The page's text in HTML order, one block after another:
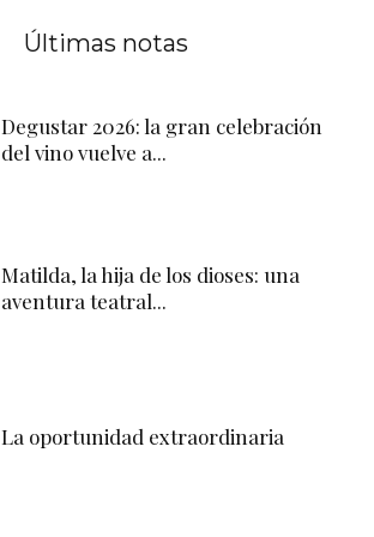
Últimas notas
Degustar 2026: la gran celebración
del vino vuelve a...
Matilda, la hija de los dioses: una
aventura teatral...
La oportunidad extraordinaria